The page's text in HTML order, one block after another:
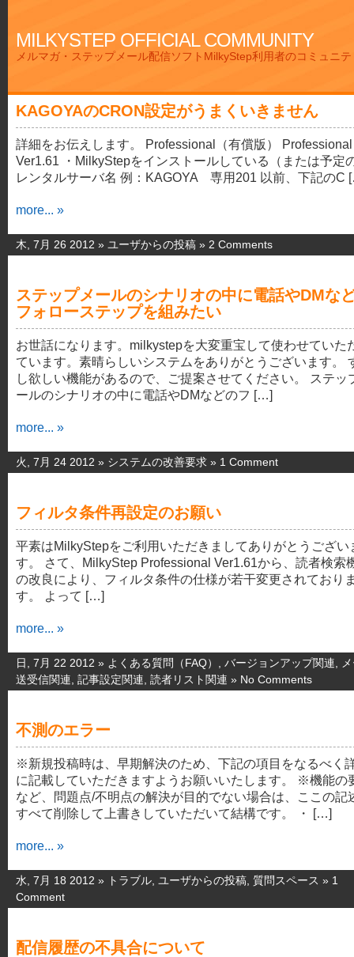
MILKYSTEP OFFICIAL COMMUNITY
メルマガ・ステップメール配信ソフトMilkyStep利用者のコミュニ
KAGOYAのCRON設定がうまくいきません
詳細をお伝えします。 Professional（有償版） Professional
Ver1.61 ・MilkyStepをインストールしている（または予定
レンタルサーバ名 例：KAGOYA 専用201 以前、下記のC
more... »
木, 7月 26 2012 » ユーザからの投稿 » 2 Comments
ステップメールのシナリオの中に電話やDMな
フォローステップを組みたい
お世話になります。milkystepを大変重宝して使わせていた
ています。素晴らしいシステムをありがとうございます。
し欲しい機能があるので、ご提案させてください。 ステッ
ールのシナリオの中に電話やDMなどのフ […]
more... »
火, 7月 24 2012 » システムの改善要求 » 1 Comment
フィルタ条件再設定のお願い
平素はMilkyStepをご利用いただきましてありがとうござい
す。 さて、MilkyStep Professional Ver1.61から、読者検索
の改良により、フィルタ条件の仕様が若干変更されており
す。 よって […]
more... »
日, 7月 22 2012 » よくある質問（FAQ） バージョンアップ関連
送受信関連 記事設定関連 読者リスト関連 » No Comments
不測のエラー
※新規投稿時は、早期解決のため、下記の項目をなるべく
に記載していただきますようお願いいたします。 ※機能の
など、問題点/不明点の解決が目的でない場合は、ここの記
すべて削除して上書きしていただいて結構です。 ・ […]
more... »
水, 7月 18 2012 » トラブル ユーザからの投稿 質問スペース » 1
Comment
配信履歴の不具合について